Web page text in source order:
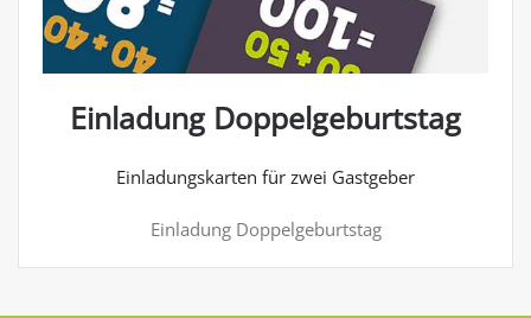
Einladung Doppelgeburtstag
Einladungskarten für zwei Gastgeber
Einladung Doppelgeburtstag